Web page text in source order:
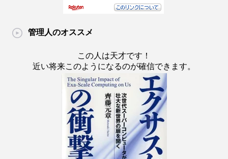
管理人のオススメ
この人は天才です！
近い将来このようになるのが確信できます。